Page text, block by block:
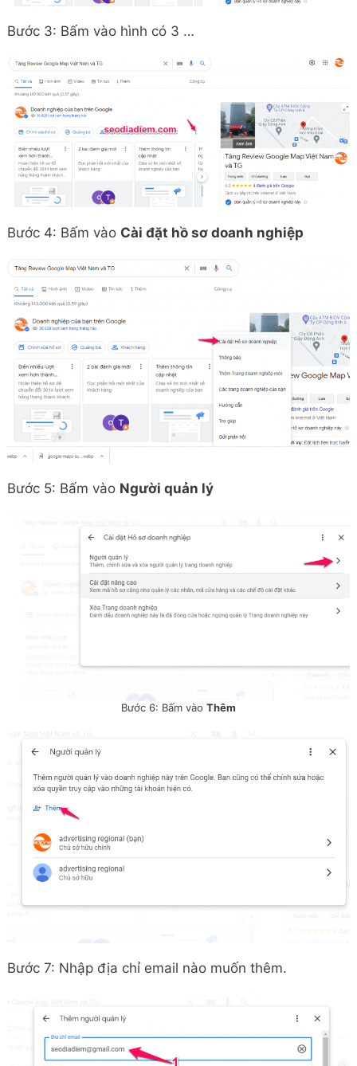
Bước 3: Bấm vào hình có 3 …
Bước 4: Bấm vào Cài đặt hồ sơ doanh nghiệp
Bước 5: Bấm vào Người quản lý
Bước 6: Bấm vào Thêm
Bước 7: Nhập địa chỉ email nào muốn thêm.